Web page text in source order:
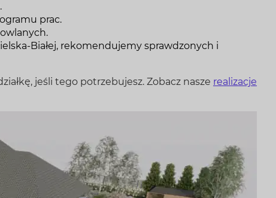
prac.
Białej, rekomendujemy sprawdzonych i
jeśli tego potrzebujesz. Zobacz nasze realizacje